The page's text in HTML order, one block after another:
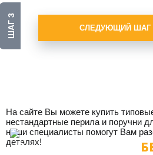
ШАГ 3 СЛЕДУЮЩИЙ ШАГ
На сайте Вы можете купить
нестандартные перила и поручни
наши специалисты помогут Вам
деталях!
Вызвать замерщика